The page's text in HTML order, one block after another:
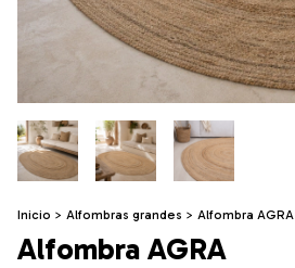
Inicio > Alfombras grandes > Alfombra AGRA
Alfombra AGRA